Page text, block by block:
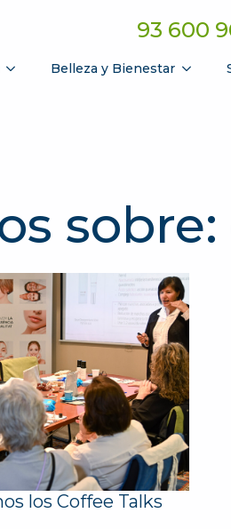
93 600
Belleza y Bienestar
los Coffee Talks